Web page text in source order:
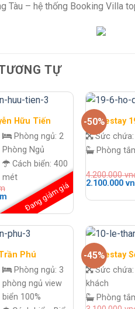
Tàu – hệ thống Booking Villa
TỰ
Hữu Tiến
Phòng ngủ: 2
Phòng Ngủ
Cách biển: 400
mét
Đang giảm giá
Giá
hiện
tại
3.700.000 vnđ/
đêm.
-50%
Homestay
Sức chứa:
Phòng
4.200.000
Giá
là:
2.100.000
Phú
Phòng ngủ: 3
phòng ngủ view
biển 100%
-45%
Homestay
Sức chứa:
khách
Phòng